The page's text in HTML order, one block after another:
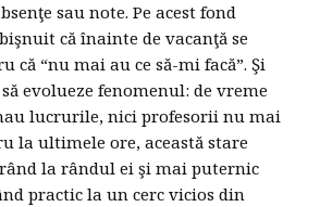
sau note. Pe acest fond
că înainte de vacanţă se
că “nu mai au ce să-mi facă”. Şi
evolueze fenomenul: de vreme
lucrurile, nici profesorii nu mai
la ultimele ore, această stare
la rândul ei şi mai puternic
practic la un cerc vicios din